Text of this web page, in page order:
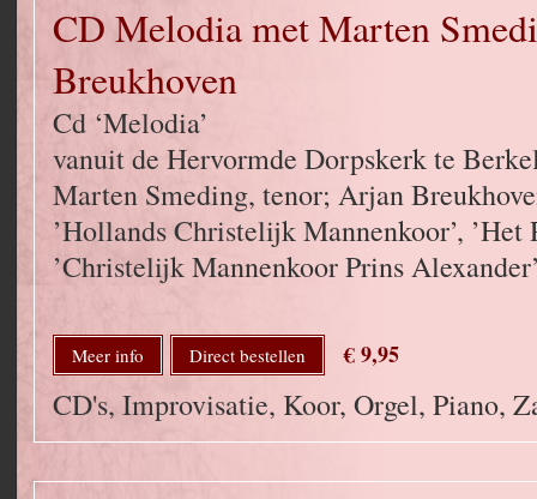
CD Melodia met Marten
Breukhoven
Cd ‘Melodia’
vanuit de Hervormde Dorpskerk te
Marten Smeding, tenor; Arjan
’Hollands Christelijk Mannenkoor’,
’Christelijk Mannenkoor Prins
Meer info Direct bestellen € 9,95
CD's, Improvisatie, Koor, Orgel, Piano,